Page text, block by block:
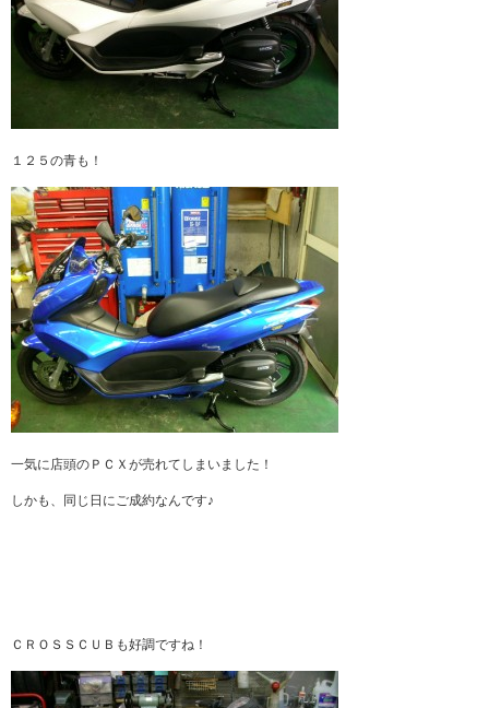
１２５の青も！
一気に店頭のＰＣＸが売れてしまいました！
しかも、同じ日にご成約なんです♪
ＣＲＯＳＳＣＵＢも好調ですね！